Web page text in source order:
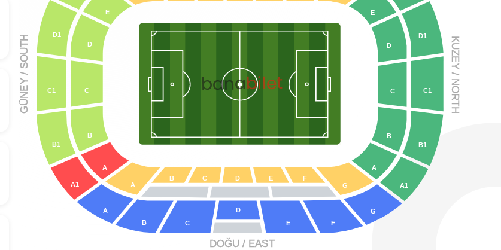
DOĞU / EAST
GÜNE
Y
/ SOUTH KUZE
Y
/ NO
R
TH
banabilet
A
B C D E
F
G
A
B
C
D
E F
G
A
B
C
D
E
A1
B1
C1
D1
A
A1
B
C
D
E
B1
C1
D1